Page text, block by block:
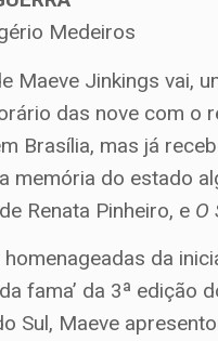
Medeiros
Maeve Jinkings vai,
das nove com o
Brasília, mas já
memória do estado
Renata Pinheiro, e O
homenageadas da
da fama’ da 3ª
Sul, Maeve